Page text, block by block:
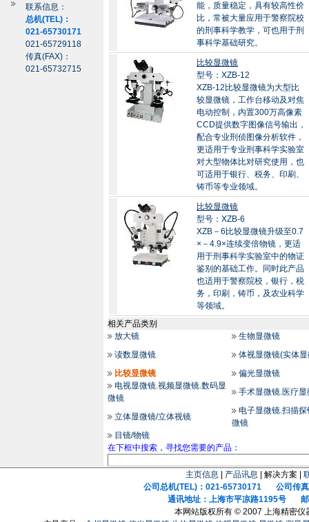
联系信息：
总机(TEL)：
021-65730171
021-65729118
传真(FAX)：
021-65732715
能，质量稳定，具有较高性价
比，常被大量应用于警察院校
的刑事科学教学，可也用于刑
事科学基础研究。
比较显微镜
型号：XZB-12
XZB-12比较显微镜为大型比
较显微镜，工作台移动及对焦
电动控制，内置300万高像素
CCD提供数字图像信号输出，
配合专业刑侦图像分析软件，
更适用于专业刑事科学实验室
对大型物体比对研究使用，也
可适用于银行、税务、印刷、
铸币等专业领域。
比较显微镜
型号：XZB-6
XZB－6比较显微镜升级至0.7
×－4.9×连续变倍物镜，更适
用于刑事科学实验室中的物证
鉴别的基础工作。同时此产品
也适用于警察院校，银行，税
务，印刷，铸币，及农业科学
等领域。
相关产品类别
放大镜
生物显微镜
读数显微镜
体视显微镜(实体
比较显微镜
偏光显微镜
电视显微镜.视频显微镜.数码显
微镜
手术显微镜.医疗
立体显微镜/立体视镜
电子显微镜.扫描
微镜
目镜/物镜
在下框中搜索，寻找您需要的产品：
主页信息 产品讯息 | 解决方案 |
公司总机(TEL)：021-65730171 公司传真
通讯地址：上海市平凉路1195号 邮
本网站版权所有 © 2007 上海精密仪